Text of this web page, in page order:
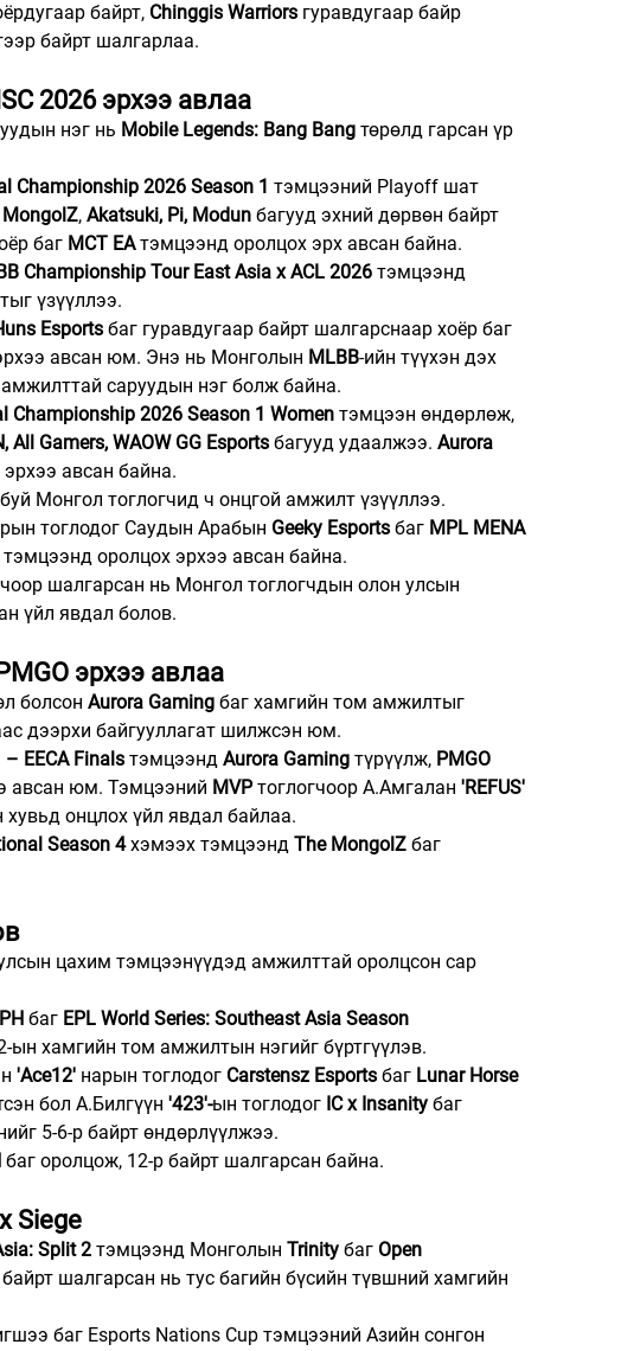
байрт, Chinggis Warriors гуравдугаар байр
байрт шалгарлаа.
2026 эрхээ авлаа
нэг нь Mobile Legends: Bang Bang төрөлд гарсан үр
Championship 2026 Season 1 тэмцээний Playoff шат
, Akatsuki, Pi, Modun багууд эхний дөрвөн байрт
баг MCT EA тэмцээнд оролцох эрх авсан байна.
Championship Tour East Asia x ACL 2026 тэмцээнд
үзүүллээ.
Esports баг гуравдугаар байрт шалгарснаар хоёр баг
авсан юм. Энэ нь Монголын MLBB-ийн түүхэн дэх
саруудын нэг болж байна.
Championship 2026 Season 1 Women тэмцээн өндөрлөж,
All Gamers, WAOW GG Esports багууд удаалжээ. Aurora
авсан байна.
Монгол тоглогчид ч онцгой амжилт үзүүллээ.
тоглодог Саудын Арабын Geeky Esports баг MPL MENA
тэмцээнд оролцох эрхээ авсан байна.
шалгарсан нь Монгол тоглогчдын олон улсын
үйл явдал болов.
эрхээ авлаа
болсон Aurora Gaming баг хамгийн том амжилтыг
дээрхи байгууллагат шилжсэн юм.
EECA Finals тэмцээнд Aurora Gaming түрүүлж, PMGO
авсан юм. Тэмцээний MVP тоглогчоор А.Амгалан 'REFUS'
хувьд онцлох үйл явдал байлаа.
Season 4 хэмээх тэмцээнд The MongolZ баг
цахим тэмцээнүүдэд амжилттай оролцсон сар
баг EPL World Series: Southeast Asia Season
хамгийн том амжилтын нэгийг бүртгүүлэв.
'Ace12' нарын тоглодог Carstensz Esports баг Lunar Horse
бол А.Билгүүн '423'-ын тоглодог IC x Insanity баг
5-6-р байрт өндөрлүүлжээ.
баг оролцож, 12-р байрт шалгарсан байна.
Siege
Split 2 тэмцээнд Монголын Trinity баг Open
шалгарсан нь тус багийн бүсийн түвшний хамгийн
баг Esports Nations Cup тэмцээний Азийн сонгон